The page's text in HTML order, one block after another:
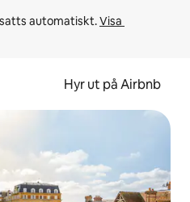
automatiskt. Visa
Hyr ut på Airbnb